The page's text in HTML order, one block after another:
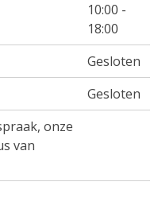
10:00 -
18:00
Gesloten
Gesloten
onze
van